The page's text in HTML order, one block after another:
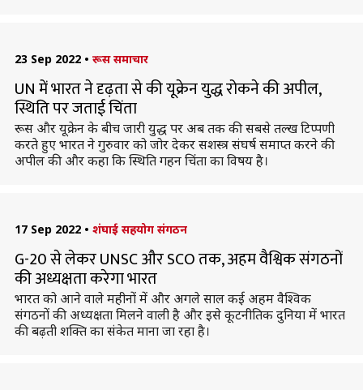
23 Sep 2022 • रूस समाचार
UN में भारत ने दृढ़ता से की यूक्रेन युद्ध रोकने की अपील,
स्थिति पर जताई चिंता
रूस और यूक्रेन के बीच जारी युद्ध पर अब तक की सबसे तल्ख टिप्पणी
करते हुए भारत ने गुरुवार को जोर देकर सशस्त्र संघर्ष समाप्त करने की
अपील की और कहा कि स्थिति गहन चिंता का विषय है।
17 Sep 2022 • शंघाई सहयोग संगठन
G-20 से लेकर UNSC और SCO तक, अहम वैश्विक संगठनों
की अध्यक्षता करेगा भारत
भारत को आने वाले महीनों में और अगले साल कई अहम वैश्विक
संगठनों की अध्यक्षता मिलने वाली है और इसे कूटनीतिक दुनिया में भारत
की बढ़ती शक्ति का संकेत माना जा रहा है।